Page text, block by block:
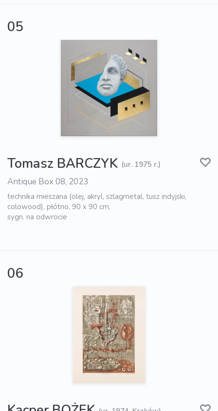
05
Tomasz BARCZYK (ur. 1975 r.)
Antique Box 08, 2023
technika mieszana (olej, akryl, szlagmetal, tusz indyjski,
colowood), płótno, 90 x 90 cm,
sygn. na odwrocie
06